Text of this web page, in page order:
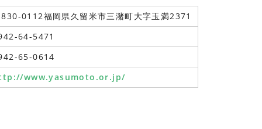
0112福岡県久留米市三潴町大字玉満2371
64-5471
65-0614
www.yasumoto.or.jp/